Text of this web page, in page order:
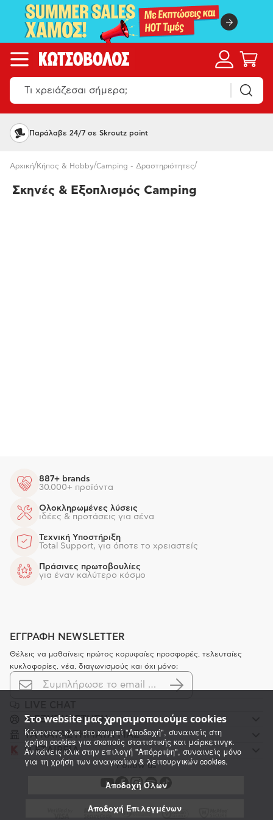
Στο website μας χρησιμοποιούμε cookies
Κάνοντας κλικ στο κουμπί "Αποδοχή", συναινείς στη
χρήση cookies για σκοπούς στατιστικής και μάρκετινγκ.
Αν κάνεις κλικ στην επιλογή "Απόρριψη", συναινείς μόνο
για τη χρήση των αναγκαίων & λειτουργικών cookies.
Αποδοχή Όλων
Αποδοχή Επιλεγμένων
Παράλαβε 24/7 σε Skroutz point
Αρχική/Κήπος & Hobby/Camping - Δραστηριότητες/
Σκηνές & Εξοπλισμός Camping
887+ brands
30.000+ προϊόντα
Ολοκληρωμένες λύσεις
ιδέες & προτάσεις για σένα
Τεχνική Υποστήριξη
Total Support, για όποτε το χρειαστείς
Πράσινες πρωτοβουλίες
για έναν καλύτερο κόσμο
ΕΓΓΡΑΦΗ NEWSLETTER
Θέλεις να μαθαίνεις πρώτος κορυφαίες προσφορές, τελευταίες
κυκλοφορίες, νέα, διαγωνισμούς και όχι μόνο;
K ΕΞΥΠΗΡΕΤΗΣΗ
ΤΑ ΚΑΤΑΣΤΗΜΑΤΑ ΜΑΣ
Η ΕΤΑΙΡΕΙΑ
Follow us